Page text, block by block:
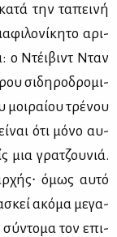
την τα­πει­νή
αρι­
ο Ντέι­βιντ Νταν
σι­δη­ρο­δρο­μι­
μοι­ραί­ου τρέ­νου
ότι μό­νο αυ­
μια γρα­τζου­νιά.
όμως αυ­τό
ακό­μα με­γα­
σύ­ντο­μα τον επι­